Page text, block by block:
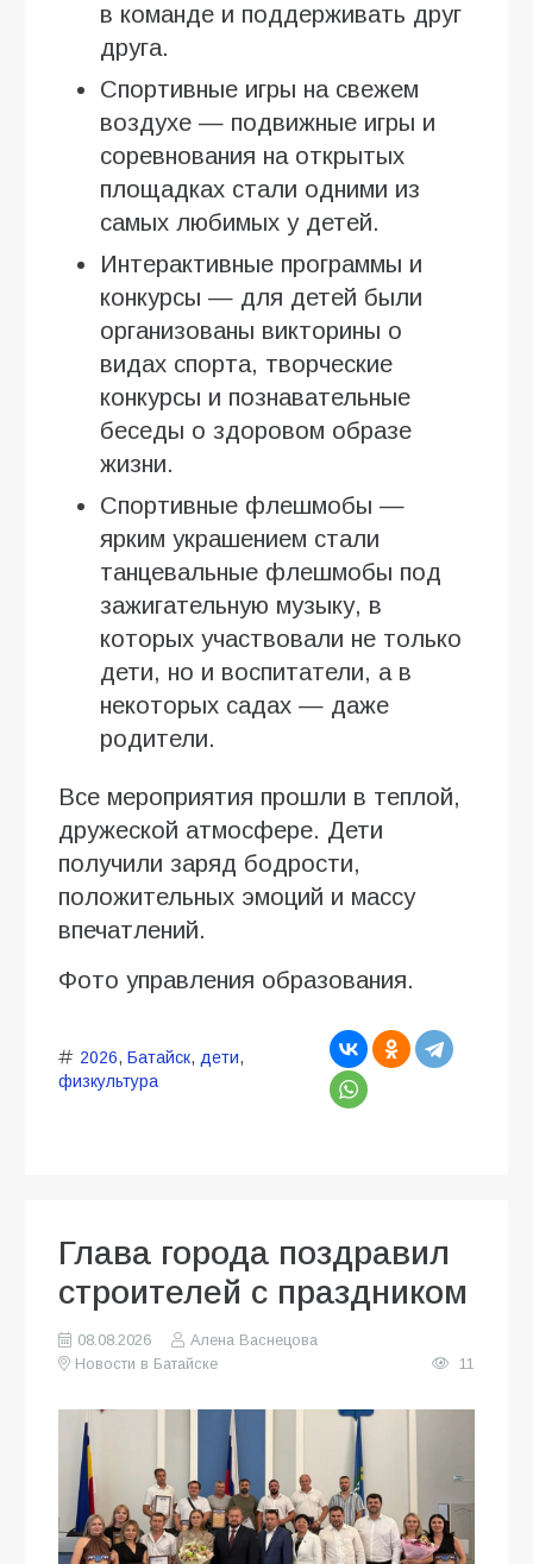
в команде и поддерживать друг
друга.
Спортивные игры на свежем
воздухе — подвижные игры и
соревнования на открытых
площадках стали одними из
самых любимых у детей.
Интерактивные программы и
конкурсы — для детей были
организованы викторины о
видах спорта, творческие
конкурсы и познавательные
беседы о здоровом образе
жизни.
Спортивные флешмобы —
ярким украшением стали
танцевальные флешмобы под
зажигательную музыку, в
которых участвовали не только
дети, но и воспитатели, а в
некоторых садах — даже
родители.
Все мероприятия прошли в теплой,
дружеской атмосфере. Дети
получили заряд бодрости,
положительных эмоций и массу
впечатлений.
Фото управления образования.
2026, Батайск, дети,
физкультура
Глава города поздравил
строителей с праздником
08.08.2026
Алена Васнецова
Новости в Батайске
11